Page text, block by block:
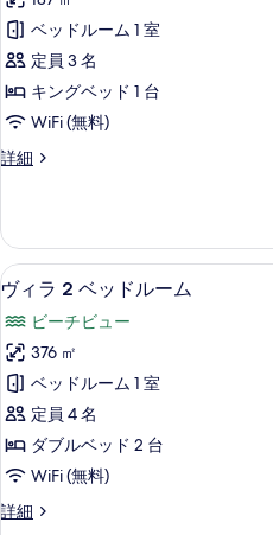
す
る
Villa
の
す
べ
て
真
を
表
示
す
る
ベッドルーム 1 室
定員 3 名
キングベッド 1 台
WiFi (無料)
詳細
Premier
Villa
の
詳
細
ヴ
ィ
ラ
2
ベ
ッ
ド
ル
ー
17
ヴィラ 2 ベッドルーム
ビーチビュー
376 ㎡
ベッドルーム 1 室
定員 4 名
ダブルベッド 2 台
WiFi (無料)
詳細
ヴ